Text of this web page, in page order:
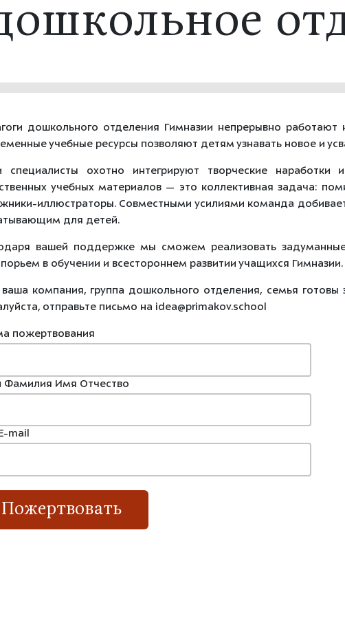
дошкольного отделения Гимназии непрерывно работают
учебныересурсы позволяют детям узнаватьновоеи
специалисты охотно интегрируют творческиенаработки и
учебныхматериалов — это коллективная задача:
Совместными усилиями команда
для детей.
вашей поддержкемы сможем реализовать
вобучении и всестороннем развитии учащихся Гимназии.
ваша компания, группа дошкольного отделения, семья
отправьте письмо на idea@primakov.school
пожертвования
Фамилия Имя Отчество
mail
Пожертвовать